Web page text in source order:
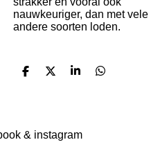
nauwkeuriger, dan met vele
andere soorten loden.
D
D
S
D
& instagram